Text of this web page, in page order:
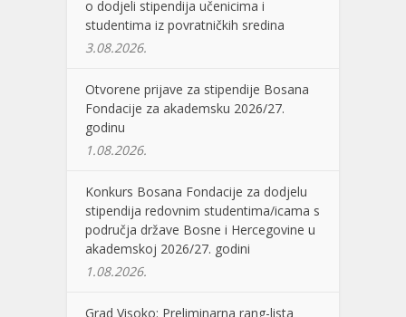
o dodjeli stipendija učenicima i
studentima iz povratničkih sredina
3.08.2026.
Otvorene prijave za stipendije Bosana
Fondacije za akademsku 2026/27.
godinu
1.08.2026.
Konkurs Bosana Fondacije za dodjelu
stipendija redovnim studentima/icama s
područja države Bosne i Hercegovine u
akademskoj 2026/27. godini
1.08.2026.
Grad Visoko: Preliminarna rang-lista